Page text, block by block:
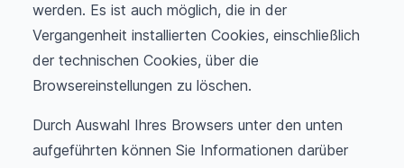
werden. Es ist auch möglich, die in der
Vergangenheit installierten Cookies, einschließlich
der technischen Cookies, über die
Browsereinstellungen zu löschen.
Durch Auswahl Ihres Browsers unter den unten
aufgeführten können Sie Informationen darüber